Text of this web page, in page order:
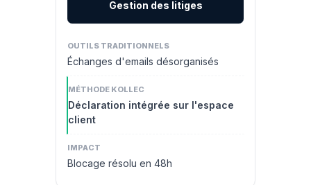
Gestion des litiges
Échanges d'emails désorganisés
Déclaration intégrée sur l'espace
client
Blocage résolu en 48h